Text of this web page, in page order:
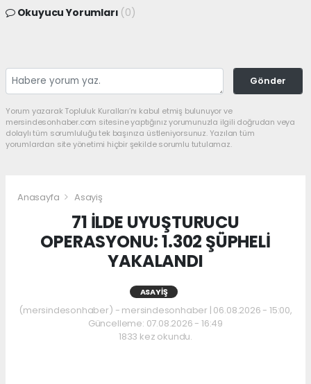
Okuyucu Yorumları (0)
Gönder
Yorum yazarak Topluluk Kuralları’nı kabul etmiş bulunuyor ve
mersindesonhaber.com sitesine yaptığınız yorumunuzla ilgili doğrudan veya
dolaylı tüm sorumluluğu tek başınıza üstleniyorsunuz. Yazılan tüm
yorumlardan site yönetimi hiçbir şekilde sorumlu tutulamaz.
Anasayfa Asayiş
71 İLDE UYUŞTURUCU
OPERASYONU: 1.302 ŞÜPHELİ
YAKALANDI
ASAYIŞ
(mersindesonhaber) - mersindesonhaber | 06.08.2026 - 15:00,
Güncelleme: 07.08.2026 - 16:49
1833 kez okundu.